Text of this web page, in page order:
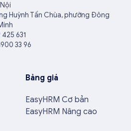
Huỳnh Tấn Chùa, phường Đông
631
33 96
Bảng giá
EasyHRM Cơ bản
EasyHRM Nâng cao